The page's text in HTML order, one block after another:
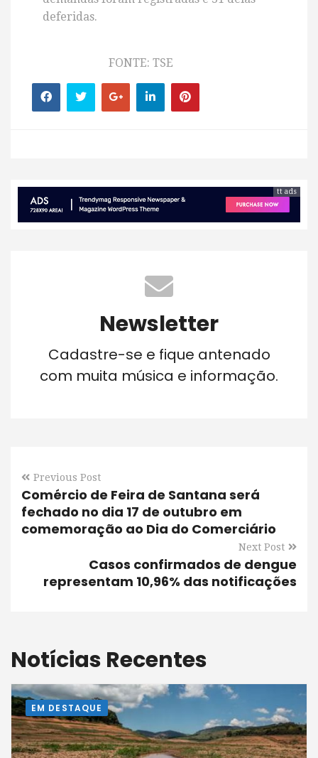
deferidas.
FONTE: TSE
tt ads
Newsletter
Cadastre-se e fique antenado
com muita música e informação.
Previous Post
Comércio de Feira de Santana será
fechado no dia 17 de outubro em
comemoração ao Dia do Comerciário
Next Post
Casos confirmados de dengue
representam 10,96% das notificações
Notícias Recentes
EM DESTAQUE